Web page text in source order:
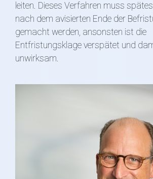
leiten. Dieses Verfahren muss
nach dem avisierten Ende der
gemacht werden, ansonsten ist die
Entfristungsklage verspätet und
unwirksam.